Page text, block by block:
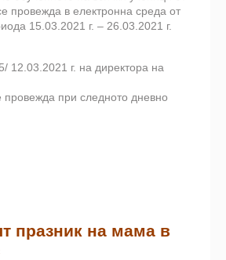
провежда в електронна среда от
15.03.2021 г. – 26.03.2021 г.
12.03.2021 г. на директора на
при следното дневно
празник на мама в